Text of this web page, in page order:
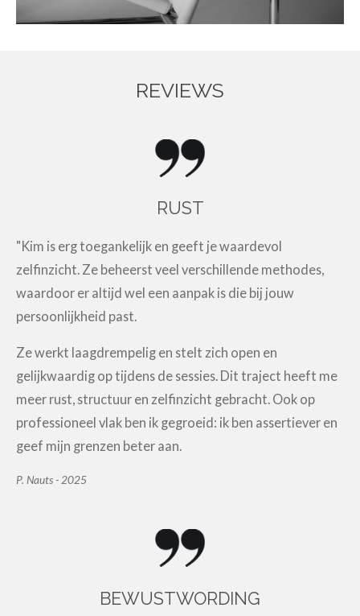
REVIEWS
RUST
"Kim is erg toegankelijk en geeft je waardevol
zelfinzicht. Ze beheerst veel verschillende methodes,
waardoor er altijd wel een aanpak is die bij jouw
persoonlijkheid past.
Ze werkt laagdrempelig en stelt zich open en
gelijkwaardig op tijdens de sessies. Dit traject heeft me
meer rust, structuur en zelfinzicht gebracht. Ook op
professioneel vlak ben ik gegroeid: ik ben assertiever en
geef mijn grenzen beter aan.
P. Nauts - 2025
BEWUSTWORDING